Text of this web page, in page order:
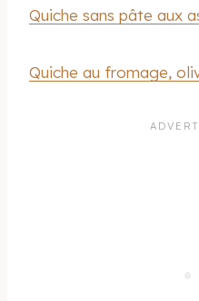
Quiche sans pâte aux
Quiche au fromage,